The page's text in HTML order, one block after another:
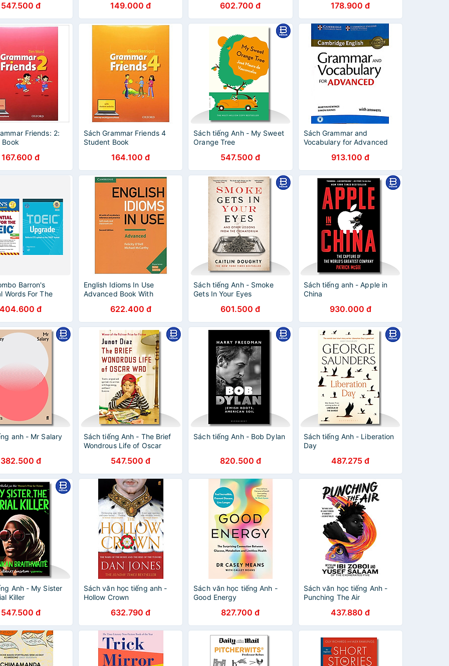
547.500 đ 149.000 đ 602.700 đ 178.900 đ
Friends: 2:
Book
167.600 đ
Sách Grammar Friends 4
Student Book
164.100 đ
Sách tiếng Anh - My Sweet
Orange Tree
547.500 đ
Sách Grammar and
Vocabulary for Advanced
Audio: Self-Study Grammar
Reference and Practice
913.100 đ
Barron's
Words For The
404.600 đ
English Idioms In Use
Advanced Book With
622.400 đ
Sách tiếng Anh - Smoke
Gets In Your Eyes
601.500 đ
Sách tiếng anh - Apple in
China
930.000 đ
anh - Mr Salary
382.500 đ
Sách tiếng Anh - The Brief
Wondrous Life of Oscar
547.500 đ
Sách tiếng Anh - Bob Dylan
820.500 đ
Sách tiếng Anh - Liberation
Day
487.275 đ
Anh - My Sister
Killer
547.500 đ
Sách văn học tiếng anh -
Hollow Crown
632.790 đ
Sách văn học tiếng Anh -
Good Energy
827.700 đ
Sách văn học tiếng Anh -
Punching The Air
437.880 đ